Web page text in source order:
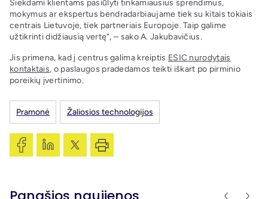
Siekdami klientams pasiūlyti tinkamiausius sprendimus,
mokymus ar ekspertus bendradarbiaujame tiek su kitais tokiais
centrais Lietuvoje, tiek partneriais Europoje. Taip galime
užtikrinti didžiausią vertę“, – sako A. Jakubavičius.
Jis primena, kad į centrus galima kreiptis ESIC nurodytais
kontaktais, o paslaugos pradedamos teikti iškart po pirminio
poreikių įvertinimo.
Pramonė Žaliosios technologijos